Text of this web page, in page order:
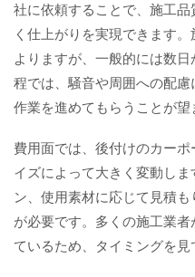
社に依頼することで、施工
く仕上がりを実現できます
よりますが、一般的には数
程では、騒音や周囲への配
作業を進めてもらうことが望
費用面では、後付けのカー
イズによって大きく変動し
ン、使用素材に応じて見積
が必要です。多くの施工業
ているため、タイミングを見